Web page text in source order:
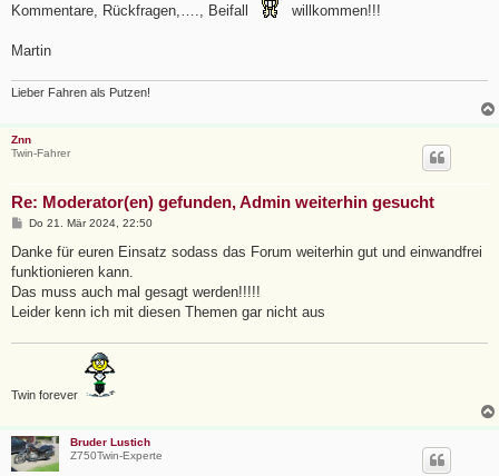
Kommentare, Rückfragen,…., Beifall willkommen!!!
Martin
Lieber Fahren als Putzen!
Znn
Twin-Fahrer
Re: Moderator(en) gefunden, Admin weiterhin gesucht
B
i
r
a
Do 21. Mär 2024, 22:50
Danke für euren Einsatz sodass das Forum weiterhin gut und einwandfrei
funktionieren kann.
Das muss auch mal gesagt werden!!!!!
Leider kenn ich mit diesen Themen gar nicht aus
Twin forever
Bruder Lustich
Z750Twin-Experte